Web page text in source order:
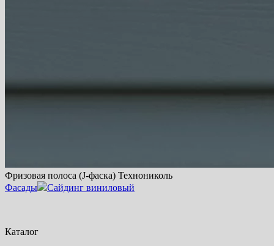
Фризовая полоса (J-фаска) Технониколь
Фасады
Сайдинг виниловый
Каталог